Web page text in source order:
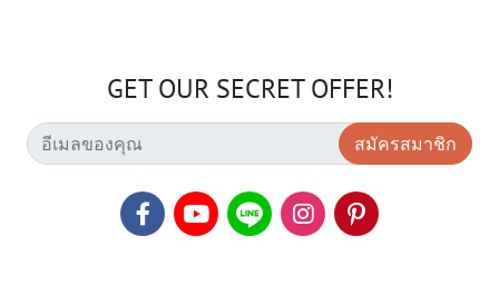
GET OUR SECRET OFFER!
สมัครสมาชิก